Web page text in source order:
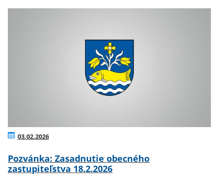
03.02.2026
Pozvánka: Zasadnutie obecného
zastupiteľstva 18.2.2026